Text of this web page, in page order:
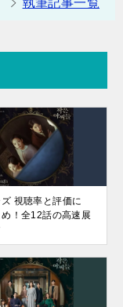
視聴率と評価に
！全12話の高速展